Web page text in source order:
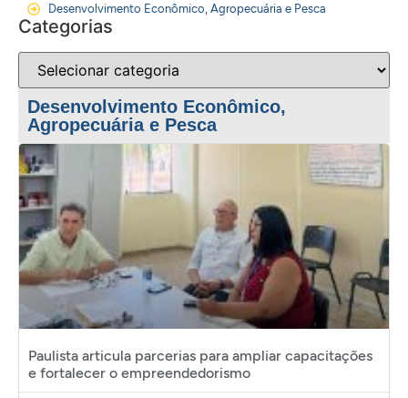
Desenvolvimento Econômico, Agropecuária e Pesca
Categorias
Desenvolvimento Econômico,
Agropecuária e Pesca
Paulista articula parcerias para ampliar capacitações
e fortalecer o empreendedorismo